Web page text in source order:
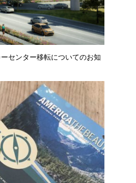
センター移転についてのお知